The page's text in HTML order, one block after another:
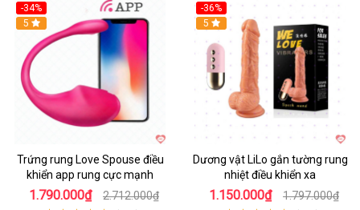
-34%
5
Trứng rung Love Spouse điều
khiển app rung cực mạnh
1.790.000₫ 2.712.000₫
-36%
5
Dương vật LiLo gắn tường rung
nhiệt điều khiển xa
1.150.000₫ 1.797.000₫